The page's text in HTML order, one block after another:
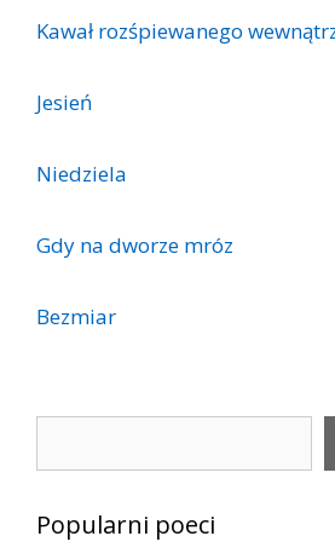
Kawał rozśpiewanego
Jesień
Niedziela
Gdy na dworze mróz
Bezmiar
Popularni poeci